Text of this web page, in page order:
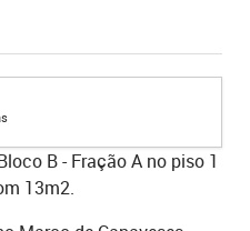
B - Fração A no piso 1
13m2.